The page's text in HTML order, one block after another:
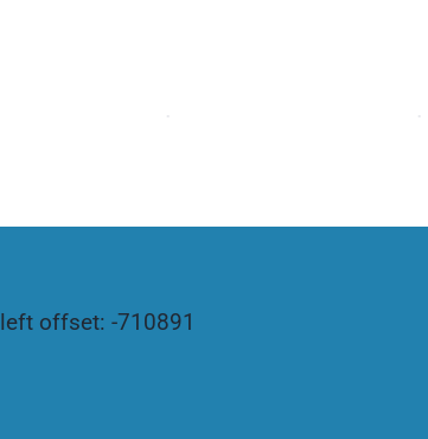
left offset: -710891